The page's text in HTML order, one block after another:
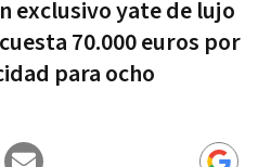
exclusivo yate de lujo
70.000 euros por
para ocho